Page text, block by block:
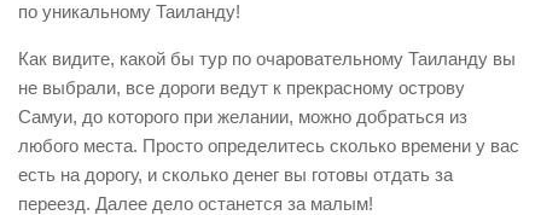
по уникальному Таиланду!
Как видите, какой бы тур по очаровательному Таиланду вы
не выбрали, все дороги ведут к прекрасному острову
Самуи, до которого при желании, можно добраться из
любого места. Просто определитесь сколько времени у вас
есть на дорогу, и сколько денег вы готовы отдать за
переезд. Далее дело останется за малым!